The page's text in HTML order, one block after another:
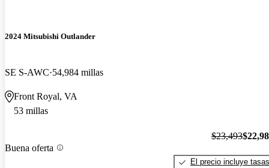
2024 Mitsubishi Outlander
SE S-AWC 54,984 millas
Front Royal, VA
53 millas
Buena oferta
$23,493
El precio incluye tasas